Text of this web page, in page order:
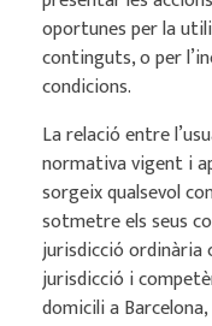
oportunes per la
continguts, o per
condicions.
La relació entre
normativa vigent i
sorgeix qualsevol
sotmetre els seus
jurisdicció ordinària
jurisdicció i
domicili a Barcelona,